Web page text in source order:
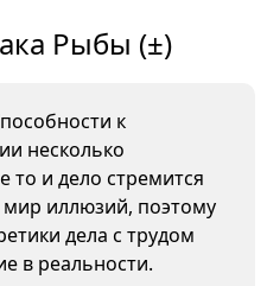
Рыбы (±)
к
несколько
то и дело стремится
иллюзий, поэтому
дела с трудом
в реальности.